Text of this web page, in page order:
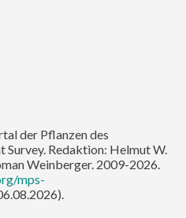
der Pflanzen des
Redaktion: Helmut W.
Weinberger. 2009-2026.
mps-